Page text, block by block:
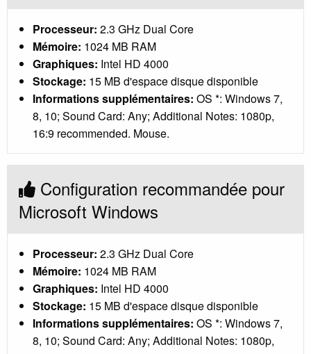
Processeur: 2.3 GHz Dual Core
Mémoire: 1024 MB RAM
Graphiques: Intel HD 4000
Stockage: 15 MB d'espace disque disponible
Informations supplémentaires: OS *: Windows 7,
8, 10; Sound Card: Any; Additional Notes: 1080p,
16:9 recommended. Mouse.
Configuration recommandée pour
Microsoft Windows
Processeur: 2.3 GHz Dual Core
Mémoire: 1024 MB RAM
Graphiques: Intel HD 4000
Stockage: 15 MB d'espace disque disponible
Informations supplémentaires: OS *: Windows 7,
8, 10; Sound Card: Any; Additional Notes: 1080p,